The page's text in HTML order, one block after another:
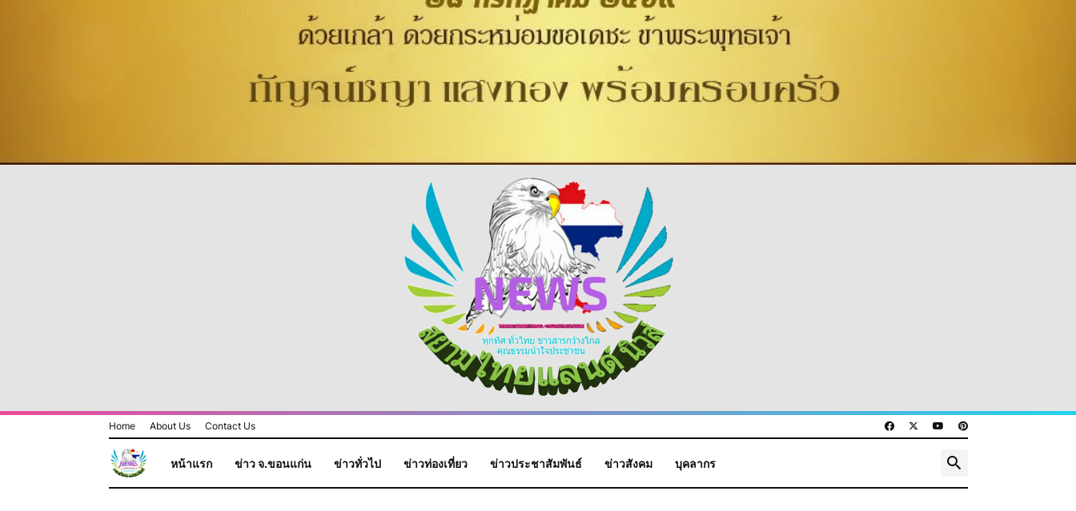
Home About Us Contact Us
หน้าแรก ข่าว จ.ขอนแก่น ข่าวทั่วไป ข่าวท่องเที่ยว ข่าวประชาสัมพันธ์ ข่าวสังคม บุคลากร